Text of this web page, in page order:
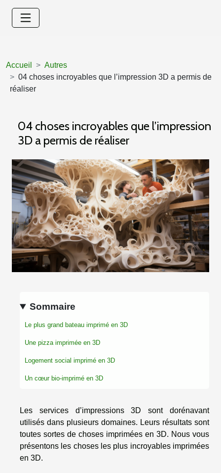
Accueil
Autres
04 choses incroyables que l’impression 3D a permis de
réaliser
04 choses incroyables que l’impression
3D a permis de réaliser
Sommaire
Le plus grand bateau imprimé en 3D
Une pizza imprimée en 3D
Logement social imprimé en 3D
Un cœur bio-imprimé en 3D
Les services d’impressions 3D sont dorénavant
utilisés dans plusieurs domaines. Leurs résultats sont
toutes sortes de choses imprimées en 3D. Nous vous
présentons les choses les plus incroyables imprimées
en 3D.